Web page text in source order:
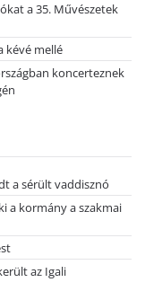
a 35. Művészetek
kévé mellé
koncerteznek
a sérült vaddisznó
a kormány a szakmai
az Igali